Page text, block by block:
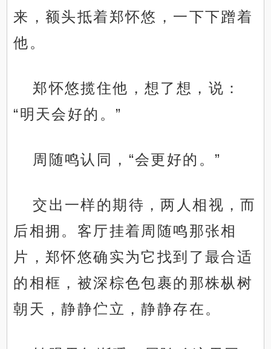
来，额头抵着郑怀悠，一下下蹭着
他。
郑怀悠揽住他，想了想，说：
“明天会好的。”
周随鸣认同，“会更好的。”
交出一样的期待，两人相视，而
后相拥。客厅挂着周随鸣那张相
片，郑怀悠确实为它找到了最合适
的相框，被深棕色包裹的那株枞树
朝天，静静伫立，静静存在。